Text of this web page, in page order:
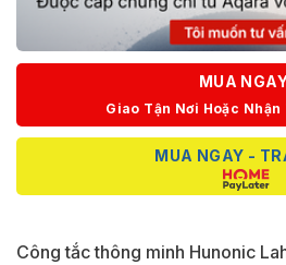
MUA
Giao Tận Nơi Hoặc Nhận
MUA NGAY -
Công tắc thông minh Hunonic